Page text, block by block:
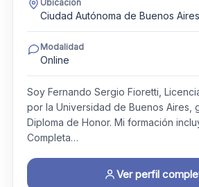
Ubicación
Ciudad Autónoma de Buenos Aires
Modalidad
Online
Soy Fernando Sergio Fioretti,
por la Universidad de Buenos Aires,
Diploma de Honor. Mi formación
Completa…
Ver perfil